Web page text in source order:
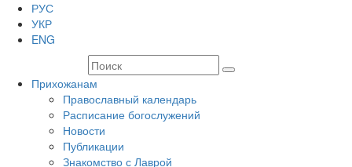
РУС
УКР
ENG
Прихожанам
Православный календарь
Расписание богослужений
Новости
Публикации
Знакомство с Лаврой